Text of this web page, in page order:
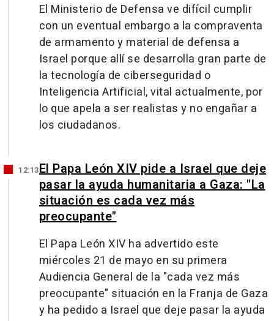
El Ministerio de Defensa ve difícil cumplir
con un eventual embargo a la compraventa
de armamento y material de defensa a
Israel porque allí se desarrolla gran parte de
la tecnología de ciberseguridad o
Inteligencia Artificial, vital actualmente, por
lo que apela a ser realistas y no engañar a
los ciudadanos.
12:13El Papa León XIV pide a Israel que deje
pasar la ayuda humanitaria a Gaza: "La
situación es cada vez más
preocupante"
El Papa León XIV ha advertido este
miércoles 21 de mayo en su primera
Audiencia General de la "cada vez más
preocupante" situación en la Franja de Gaza
y ha pedido a Israel que deje pasar la ayuda